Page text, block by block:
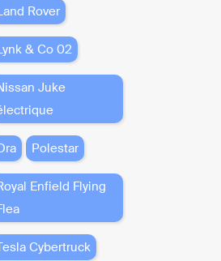
Rover
& Co 02
Juke
Polestar
Enfield Flying
Cybertruck